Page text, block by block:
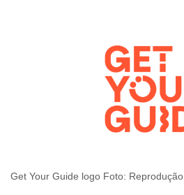
Get Your Guide logo Foto: Reprodução